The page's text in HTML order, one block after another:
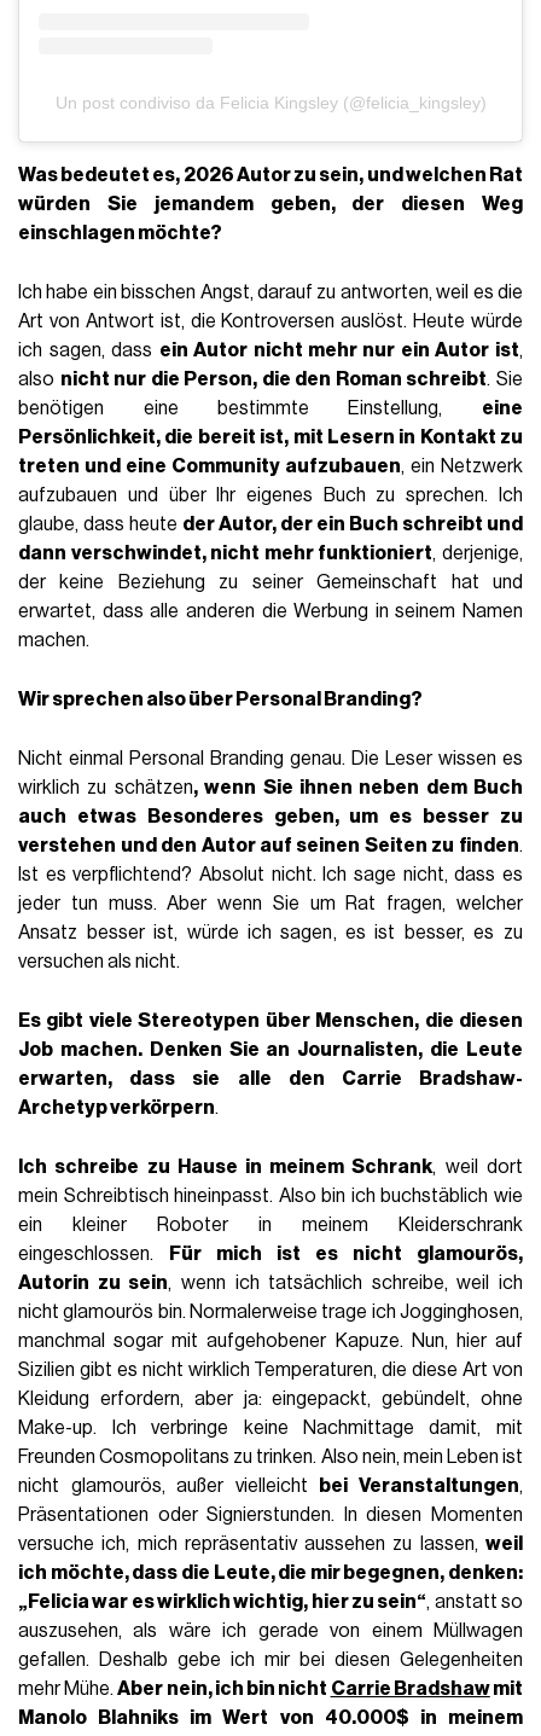
Un post condiviso da Felicia Kingsley (@felicia_kingsley)
Was bedeutet es, 2026 Autor zu sein, und welchen Rat
würden Sie jemandem geben, der diesen Weg
einschlagen möchte?
Ich habe ein bisschen Angst, darauf zu antworten, weil es die
Art von Antwort ist, die Kontroversen auslöst. Heute würde
ich sagen, dass ein Autor nicht mehr nur ein Autor ist,
also nicht nur die Person, die den Roman schreibt. Sie
benötigen eine bestimmte Einstellung, eine
Persönlichkeit, die bereit ist, mit Lesern in Kontakt zu
treten und eine Community aufzubauen, ein Netzwerk
aufzubauen und über Ihr eigenes Buch zu sprechen. Ich
glaube, dass heute der Autor, der ein Buch schreibt und
dann verschwindet, nicht mehr funktioniert, derjenige,
der keine Beziehung zu seiner Gemeinschaft hat und
erwartet, dass alle anderen die Werbung in seinem Namen
machen.
Wir sprechen also über Personal Branding?
Nicht einmal Personal Branding genau. Die Leser wissen es
wirklich zu schätzen, wenn Sie ihnen neben dem Buch
auch etwas Besonderes geben, um es besser zu
verstehen und den Autor auf seinen Seiten zu finden.
Ist es verpflichtend? Absolut nicht. Ich sage nicht, dass es
jeder tun muss. Aber wenn Sie um Rat fragen, welcher
Ansatz besser ist, würde ich sagen, es ist besser, es zu
versuchen als nicht.
Es gibt viele Stereotypen über Menschen, die diesen
Job machen. Denken Sie an Journalisten, die Leute
erwarten, dass sie alle den Carrie Bradshaw-
Archetyp verkörpern.
Ich schreibe zu Hause in meinem Schrank, weil dort
mein Schreibtisch hineinpasst. Also bin ich buchstäblich wie
ein kleiner Roboter in meinem Kleiderschrank
eingeschlossen.
Für mich ist es nicht glamourös,
Autorin zu sein, wenn ich tatsächlich schreibe, weil ich
nicht glamourös bin. Normalerweise trage ich Jogginghosen,
manchmal sogar mit aufgehobener Kapuze. Nun, hier auf
Sizilien gibt es nicht wirklich Temperaturen, die diese Art von
Kleidung erfordern, aber ja: eingepackt, gebündelt, ohne
Make-up. Ich verbringe keine Nachmittage damit, mit
Freunden Cosmopolitans zu trinken. Also nein, mein Leben ist
nicht glamourös, außer vielleicht
bei Veranstaltungen,
Präsentationen oder Signierstunden. In diesen Momenten
versuche ich, mich repräsentativ aussehen zu lassen, weil
ich möchte, dass die Leute, die mir begegnen, denken:
„Felicia war es wirklich wichtig, hier zu sein“, anstatt so
auszusehen, als wäre ich gerade von einem Müllwagen
gefallen. Deshalb gebe ich mir bei diesen Gelegenheiten
mehr Mühe.Aber nein, ich bin nicht Carrie Bradshawmit
Manolo Blahniks im Wert von 40.000$ in meinem